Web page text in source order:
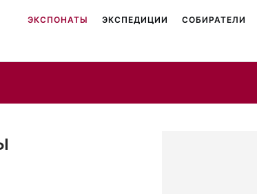
ЭКСПОНАТЫ ЭКСПЕДИЦИИ СОБИРАТЕЛИ